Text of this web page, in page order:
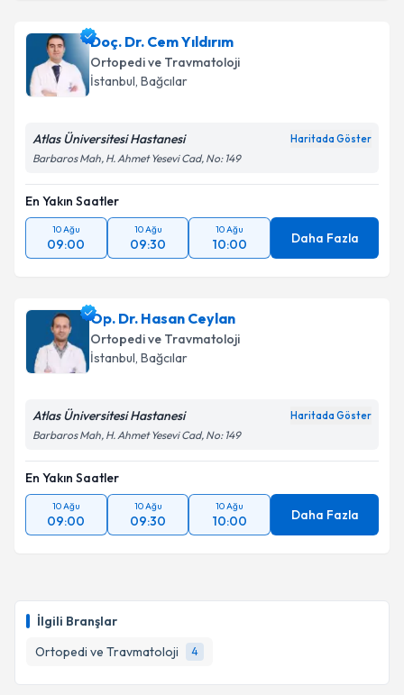
İlgili Branşlar
Ortopedi ve Travmatoloji
4
almanız için bir takvim hazırlandığında e-posta ile
bilgilendireceğiz.
E-posta Adresiniz
Kişisel verilerimin işlenmesine ilişkinAydınlatma
Metni
kapsamda işlenmesini kabul ediyorum.
Doç. Dr. Cem Yıldırım
Ortopedi ve Travmatoloji
İstanbul, Bağcılar
Atlas Üniversitesi Hastanesi Haritada Göster
Barbaros Mah, H. Ahmet Yesevi Cad, No: 149
En Yakın Saatler
10 Ağu
09:00
10 Ağu
09:30
10 Ağu
10:00 Daha Fazla
Op. Dr. Hasan Ceylan
Ortopedi ve Travmatoloji
İstanbul, Bağcılar
Atlas Üniversitesi Hastanesi Haritada Göster
Barbaros Mah, H. Ahmet Yesevi Cad, No: 149
En Yakın Saatler
10 Ağu
09:00
10 Ağu
09:30
10 Ağu
10:00 Daha Fazla